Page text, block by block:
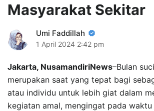
Masyarakat Sekitar
Umi Faddillah
1 April 2024 2:42 pm
Jakarta, NusamandiriNews–Bulan
merupakan saat yang tepat bagi
atau individu untuk lebih giat dalam
kegiatan amal, mengingat pada